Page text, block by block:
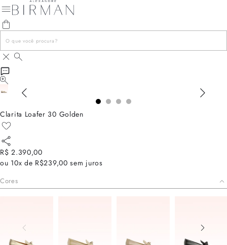
Clarita Loafer 30 Golden
R$ 2.390,00
ou 10x de R$239,00 sem juros
Cores